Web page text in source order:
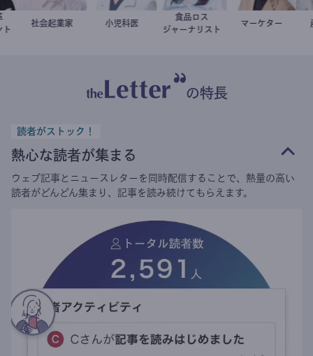
革
ント
駒崎弘樹
社会起業家 今西洋介
小児科医 井出留美
食品ロス
ジャーナリスト
室谷良平
マーケター
の特長
読者がストック！
熱心な読者が集まる
ウェブ記事とニュースレターを同時配信することで、熱量の高い
読者がどんどん集まり、記事を読み続けてもらえます。